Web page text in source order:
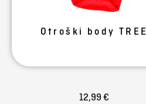
Otroški body TREE
12,99 €